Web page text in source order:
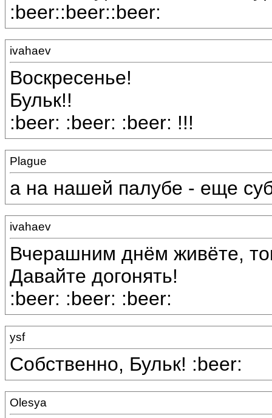
:beer::beer::beer:
ivahaev
Воскресенье!
Бульк!!
:beer: :beer: :beer: !!!
Plague
а на нашей палубе - еще
ivahaev
Вчерашним днём живёте,
Давайте догонять!
:beer: :beer: :beer:
ysf
Собственно, Бульк! :beer:
Olesya